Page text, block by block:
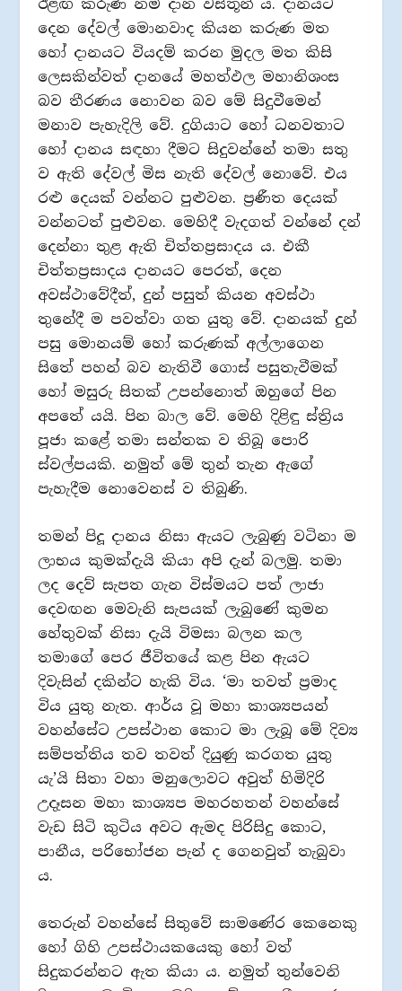
ඊළඟ කරුණ නම් දාන වස්තූන් ය. දානයට
දෙන දේවල් මොනවාද කියන කරුණ මත
හෝ දානයට වියදම් කරන මුදල මත කිසි
ලෙසකින්වත් දානයේ මහත්ඵල මහානිශංස
බව තීරණය නොවන බව මේ සිදුවීමෙන්
මනාව පැහැදිලි වේ. දුගියාට හෝ ධනවතාට
හෝ දානය සඳහා දීමට සිදුවන්නේ තමා සතු
ව ඇති දේවල් මිස නැති දේවල් නොවේ. එය
රළු දෙයක් වන්නට පුළුවන. ප්‍රණීත දෙයක්
වන්නටත් පුළුවන. මෙහිදී වැදගත් වන්නේ දන්
දෙන්නා තුළ ඇති චිත්තප්‍රසාදය ය. එකී
චිත්තප්‍රසාදය දානයට පෙරත්, දෙන
අවස්ථාවේදීත්, දුන් පසුත් කියන අවස්ථා
තුනේදී ම පවත්වා ගත යුතු වේ. දානයක් දුන්
පසු මොනයම් හෝ කරුණක් අල්ලාගෙන
සිතේ පහන් බව නැතිවී ගොස් පසුතැවීමක්
හෝ මසුරු සිතක් උපන්නොත් ඔහුගේ පින
අපතේ යයි. පින බාල වේ. මෙහි දිළිඳු ස්ත්‍රිය
පූජා කළේ තමා සන්තක ව තිබූ පොරි
ස්වල්පයකි. නමුත් මේ තුන් තැන ඇගේ
පැහැදීම නොවෙනස් ව තිබුණි.
තමන් පිදූ දානය නිසා ඇයට ලැබුණු වටිනා ම
ලාභය කුමක්දැයි කියා අපි දැන් බලමු. තමා
ලද දෙව් සැපත ගැන විස්මයට පත් ලාජා
දෙවඟන මෙවැනි සැපයක් ලැබුණේ කුමන
හේතුවක් නිසා දැයි විමසා බලන කල
තමාගේ පෙර ජීවිතයේ කළ පින ඇයට
දිවැසින් දකින්ට හැකි විය. ‘මා තවත් ප්‍රමාද
විය යුතු නැත. ආර්ය වූ මහා කාශ්‍යපයන්
වහන්සේට උපස්ථාන කොට මා ලැබූ මේ දිව්‍ය
සම්පත්තිය තව තවත් දියුණු කරගත යුතු
යැ’යි සිතා වහා මනුලොවට අවුත් හිමිදිරි
උදෑසන මහා කාශ්‍යප මහරහතන් වහන්සේ
වැඩ සිටි කුටිය අවට ඇමද පිරිසිදු කොට,
පානීය, පරිභෝජන පැන් ද ගෙනවුත් තැබුවා
ය.
තෙරුන් වහන්සේ සිතුවේ සාමණේර කෙනෙකු
හෝ ගිහි උපස්ථායකයෙකු හෝ වත්
සිදුකරන්නට ඇත කියා ය. නමුත් තුන්වෙනි